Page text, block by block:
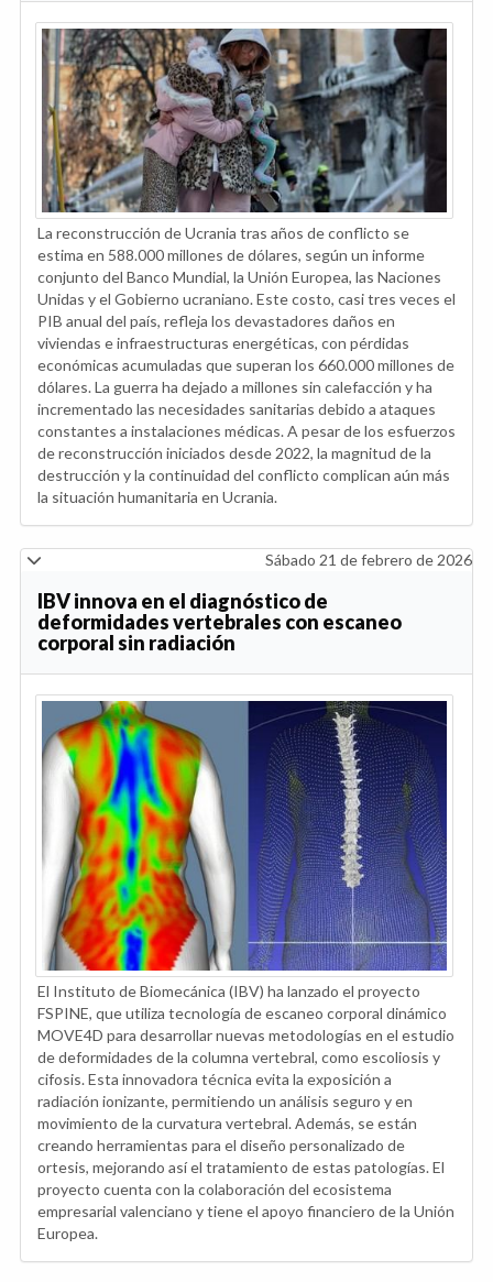
La reconstrucción de Ucrania tras años de conflicto se
estima en 588.000 millones de dólares, según un informe
conjunto del Banco Mundial, la Unión Europea, las Naciones
Unidas y el Gobierno ucraniano. Este costo, casi tres veces el
PIB anual del país, refleja los devastadores daños en
viviendas e infraestructuras energéticas, con pérdidas
económicas acumuladas que superan los 660.000 millones de
dólares. La guerra ha dejado a millones sin calefacción y ha
incrementado las necesidades sanitarias debido a ataques
constantes a instalaciones médicas. A pesar de los esfuerzos
de reconstrucción iniciados desde 2022, la magnitud de la
destrucción y la continuidad del conflicto complican aún más
la situación humanitaria en Ucrania.
Sábado 21 de febrero de 2026
IBV innova en el diagnóstico de
deformidades vertebrales con escaneo
corporal sin radiación
El Instituto de Biomecánica (IBV) ha lanzado el proyecto
FSPINE, que utiliza tecnología de escaneo corporal dinámico
MOVE4D para desarrollar nuevas metodologías en el estudio
de deformidades de la columna vertebral, como escoliosis y
cifosis. Esta innovadora técnica evita la exposición a
radiación ionizante, permitiendo un análisis seguro y en
movimiento de la curvatura vertebral. Además, se están
creando herramientas para el diseño personalizado de
ortesis, mejorando así el tratamiento de estas patologías. El
proyecto cuenta con la colaboración del ecosistema
empresarial valenciano y tiene el apoyo financiero de la Unión
Europea.